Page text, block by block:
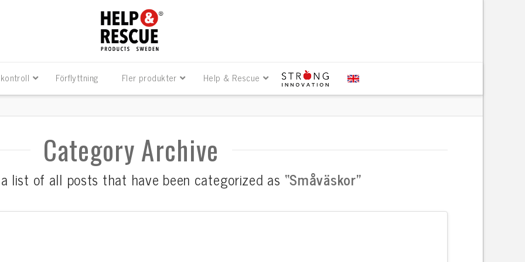
Förflyttning Fler produkter Help & Rescue
Category Archive
list of all posts that have been categorized as “Småväskor”